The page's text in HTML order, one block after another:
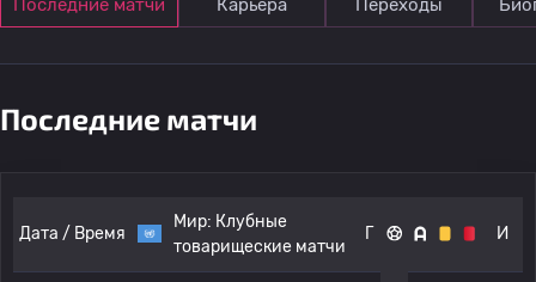
Последние матчи Карьера Переходы
Последние матчи
Дата / Время
Мир: Клубные
товарищеские матчи
Г И